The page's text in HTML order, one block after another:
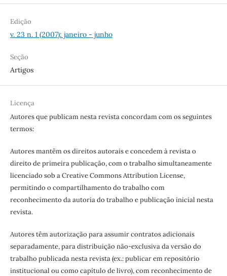
Edição
v. 23 n. 1 (2007): janeiro - junho
Seção
Artigos
Licença
Autores que publicam nesta revista concordam com os seguintes
termos:
Autores mantêm os direitos autorais e concedem à revista o
direito de primeira publicação, com o trabalho simultaneamente
licenciado sob a Creative Commons Attribution License,
permitindo o compartilhamento do trabalho com
reconhecimento da autoria do trabalho e publicação inicial nesta
revista.
Autores têm autorização para assumir contratos adicionais
separadamente, para distribuição não-exclusiva da versão do
trabalho publicada nesta revista (ex.: publicar em repositório
institucional ou como capítulo de livro), com reconhecimento de